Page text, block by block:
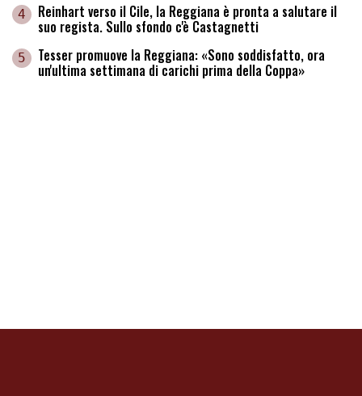
4 Reinhart verso il Cile, la Reggiana è pronta a salutare il
suo regista. Sullo sfondo c'è Castagnetti
5 Tesser promuove la Reggiana: «Sono soddisfatto, ora
un'ultima settimana di carichi prima della Coppa»